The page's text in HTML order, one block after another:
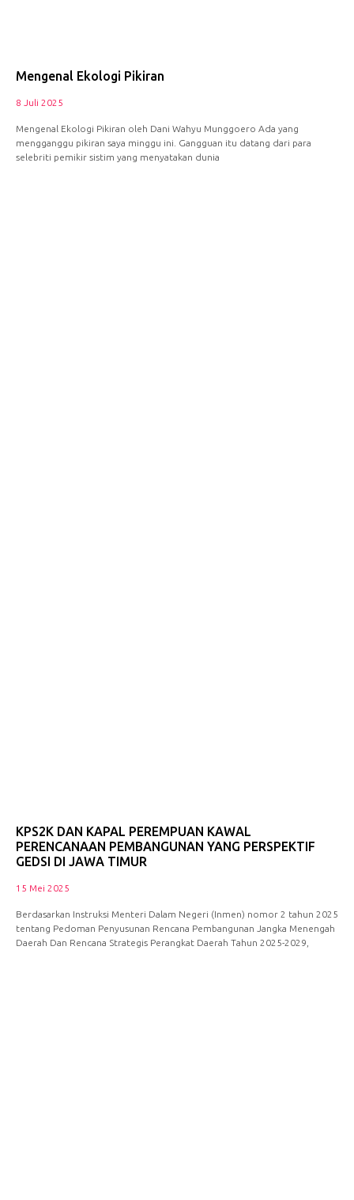
Mengenal Ekologi Pikiran
8 Juli 2025
Mengenal Ekologi Pikiran oleh Dani Wahyu Munggoero Ada yang
mengganggu pikiran saya minggu ini. Gangguan itu datang dari para
selebriti pemikir sistim yang menyatakan dunia
KPS2K DAN KAPAL PEREMPUAN KAWAL
PERENCANAAN PEMBANGUNAN YANG PERSPEKTIF
GEDSI DI JAWA TIMUR
15 Mei 2025
Berdasarkan Instruksi Menteri Dalam Negeri (Inmen) nomor 2 tahun 2025
tentang Pedoman Penyusunan Rencana Pembangunan Jangka Menengah
Daerah Dan Rencana Strategis Perangkat Daerah Tahun 2025-2029,